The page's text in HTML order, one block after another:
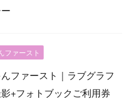
ファースト
ファースト｜ラブグラフ
+フォトブックご利用券